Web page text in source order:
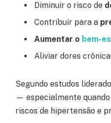
Diminuir o risco de
Contribuir para a
Aumentar o bem-
Aliviar dores
Segundo estudos
— especialmente
riscos de hipertensão e